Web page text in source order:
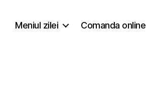
Meniul zilei Comanda online